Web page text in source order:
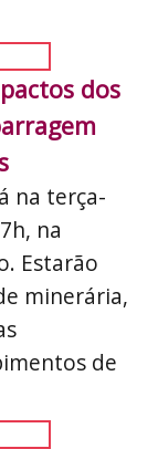
dos
na terça-
na
Estarão
minerária,
de